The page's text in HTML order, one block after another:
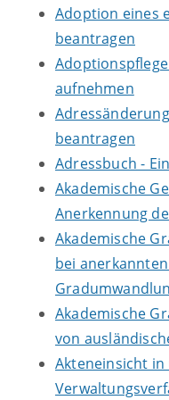
Adoption eines
beantragen
aufnehmen
beantragen
Adressbuch -
Akademische
Anerkennung
Akademische
bei
Akademische
von
Akteneinsicht